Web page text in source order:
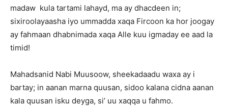
madaw kula tartami lahayd, ma ay dhacdeen in;
sixiroolayaasha iyo ummadda xaqa Fircoon ka hor joogay
ay fahmaan dhabnimada xaqa Alle kuu igmaday ee aad la
timid!
Mahadsanid Nabi Muusoow, sheekadaadu waxa ay i
bartay; in aanan marna quusan, sidoo kalana cidna aanan
kala quusan isku deyga, si’ uu xaqqa u fahmo.